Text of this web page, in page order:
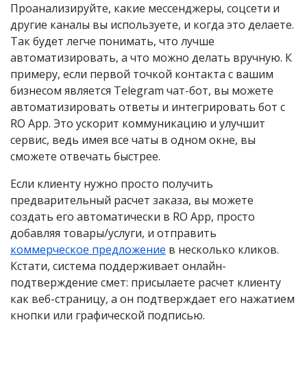
Проанализируйте, какие мессенджеры, соцсети и
другие каналы вы используете, и когда это делаете.
Так будет легче понимать, что лучше
автоматизировать, а что можно делать вручную. К
примеру, если первой точкой контакта с вашим
бизнесом является Telegram чат-бот, вы можете
автоматизировать ответы и интегрировать бот с
RO App. Это ускорит коммуникацию и улучшит
сервис, ведь имея все чаты в одном окне, вы
сможете отвечать быстрее.
Если клиенту нужно просто получить
предварительный расчет заказа, вы можете
создать его автоматически в RO App, просто
добавляя товары/услуги, и отправить
коммерческое предложение в несколько кликов.
Кстати, система поддерживает онлайн-
подтверждение смет: присылаете расчет клиенту
как веб-страницу, а он подтверждает его нажатием
кнопки или графической подписью.